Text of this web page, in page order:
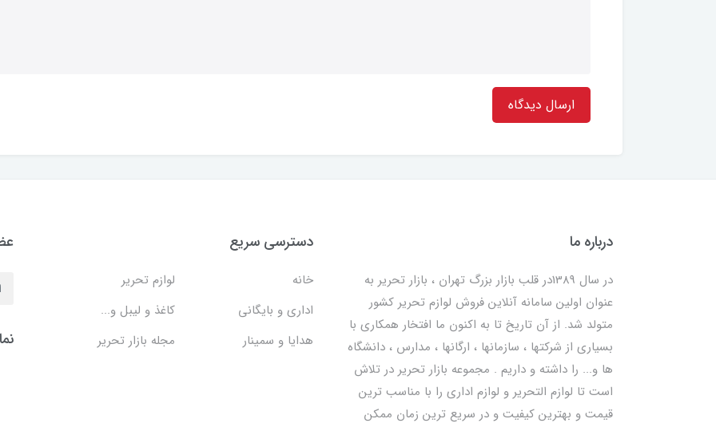
ارسال دیدگاه
درباره ما
در سال 1389در قلب بازار بزرگ تهران ، بازار تحریر به
عنوان اولین سامانه آنلاین فروش لوازم تحریر کشور
متولد شد. از آن تاریخ تا به اکنون ما افتخار همکاری با
بسیاری از شرکتها ، سازمانها ، ارگانها ، مدارس ، دانشگاه
ها و... را داشته و داریم . مجموعه بازار تحریر در تلاش
است تا لوازم التحریر و لوازم اداری را با مناسب ترین
قیمت و بهترین کیفیت و در سریع ترین زمان ممکن
دسترسی سریع
خانه
لوازم تحریر
اداری و بایگانی
کاغذ و لیبل و...
هدایا و سمینار
مجله بازار تحریر